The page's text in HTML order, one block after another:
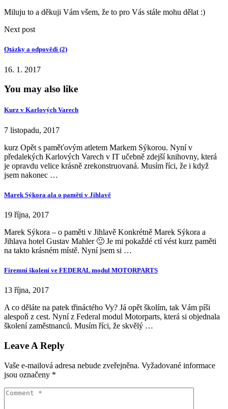
Miluju to a děkuji Vám všem, že to pro Vás stále mohu dělat :)
Next post
Otázky a odpovědi (2)
16. 1. 2017
You may also like
Kurz v Karlových Varech
7 listopadu, 2017
kurz Opět s paměťovým atletem Markem Sýkorou. Nyní v
předalekých Karlových Varech v IT učebně zdejší knihovny, která
je opravdu velice krásně zrekonstruovaná. Musím říci, že i když
jsem nakonec …
Marek Sýkora ala o paměti v Jihlavě
19 října, 2017
Marek Sýkora – o paměti v Jihlavě Konkrétně Marek Sýkora a
Jihlava hotel Gustav Mahler 🙂 Je mi pokaždé ctí vést kurz paměti
na takto krásném místě. Nyní jsem si …
Firemní školení ve FEDERAL modul MOTORPARTS
13 října, 2017
A co děláte na patek třináctého Vy? Já opět školím, tak Vám píši
alespoň z cest. Nyní z Federal modul Motorparts, která si objednala
školení zaměstnanců. Musím říci, že skvělý …
Leave A Reply
Vaše e-mailová adresa nebude zveřejněna. Vyžadované informace
jsou označeny *